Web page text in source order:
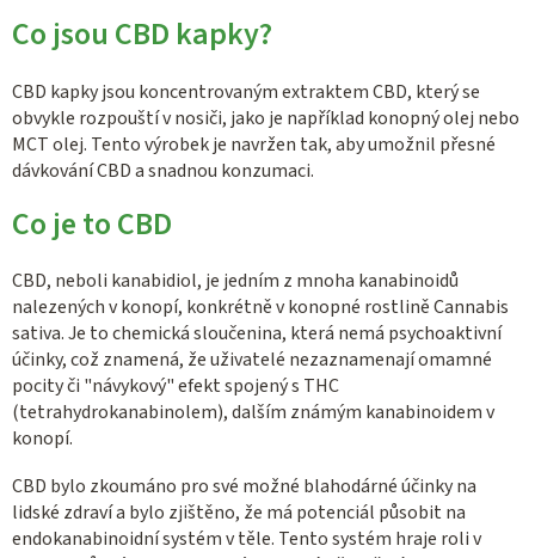
y
v
ý
p
i
s
Co jsou CBD kapky?
CBD kapky jsou koncentrovaným extraktem CBD, který se
obvykle rozpouští v nosiči, jako je například konopný olej nebo
MCT olej. Tento výrobek je navržen tak, aby umožnil přesné
dávkování CBD a snadnou konzumaci.
Co je to CBD
CBD, neboli kanabidiol, je jedním z mnoha kanabinoidů
nalezených v konopí, konkrétně v konopné rostlině Cannabis
sativa. Je to chemická sloučenina, která nemá psychoaktivní
účinky, což znamená, že uživatelé nezaznamenají omamné
pocity či "návykový" efekt spojený s THC
(tetrahydrokanabinolem), dalším známým kanabinoidem v
konopí.
CBD bylo zkoumáno pro své možné blahodárné účinky na
lidské zdraví a bylo zjištěno, že má potenciál působit na
endokanabinoidní systém v těle. Tento systém hraje roli v